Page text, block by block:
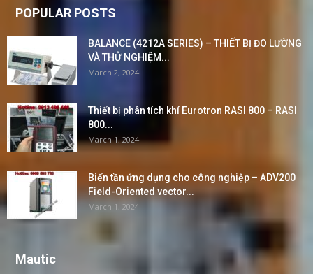
POPULAR POSTS
BALANCE (4212A SERIES) – THIẾT BỊ ĐO LƯỜNG
VÀ THỬ NGHIỆM...
March 2, 2024
Thiết bị phân tích khí Eurotron RASI 800 – RASI
800...
March 1, 2024
Biến tần ứng dụng cho công nghiệp – ADV200
Field-Oriented vector...
March 1, 2024
Mautic